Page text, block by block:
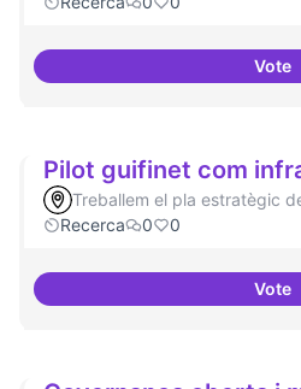
Vote
Pilot guifinet com
Treballem el pla estratègic
Recerca
0 0
Vote